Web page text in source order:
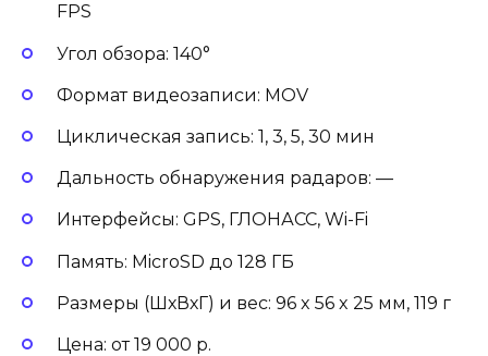
FPS
Угол обзора: 140°
Формат видеозаписи: MOV
Циклическая запись: 1, 3, 5, 30 мин
Дальность обнаружения радаров: —
Интерфейсы: GPS, ГЛОНАСС, Wi-Fi
Память: MicroSD до 128 ГБ
Размеры (ШхВхГ) и вес: 96 x 56 x 25 мм, 119 г
Цена: от 19 000 р.